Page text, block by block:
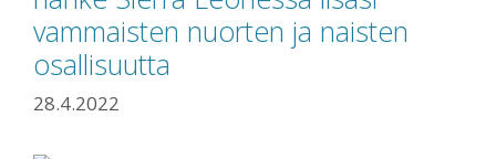
vammaisten nuorten ja naisten
osallisuutta
28.4.2022